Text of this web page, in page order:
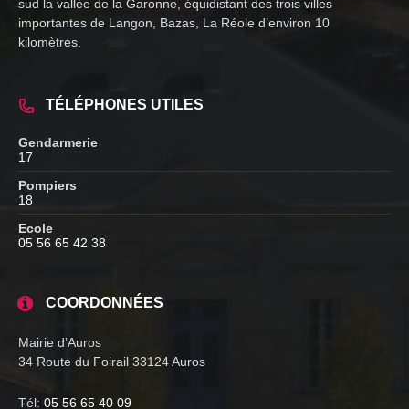
sud la vallée de la Garonne, équidistant des trois villes
importantes de Langon, Bazas, La Réole d’environ 10
kilomètres.
TÉLÉPHONES UTILES
Gendarmerie
17
Pompiers
18
Ecole
05 56 65 42 38
COORDONNÉES
Mairie d’Auros
34 Route du Foirail 33124 Auros
Tél: 05 56 65 40 09